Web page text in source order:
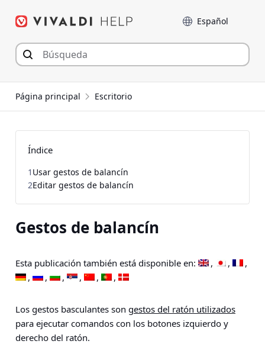
Language
Página principal Escritorio
Gestos de balancín
Esta publicación también está disponible en:
Los gestos basculantes son gestos del ratón utilizados
para ejecutar comandos con los botones izquierdo y
derecho del ratón.
Índice
1 Usar gestos de balancín
2Editar gestos de balancín